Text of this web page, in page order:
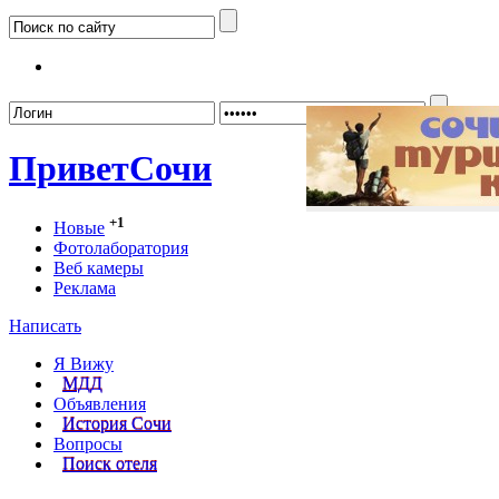
ПриветСочи
Новые +1
Фотолаборатория
Веб камеры
Реклама
Написать
Я Вижу
МДД
Объявления
История Сочи
Вопросы
Поиск отеля